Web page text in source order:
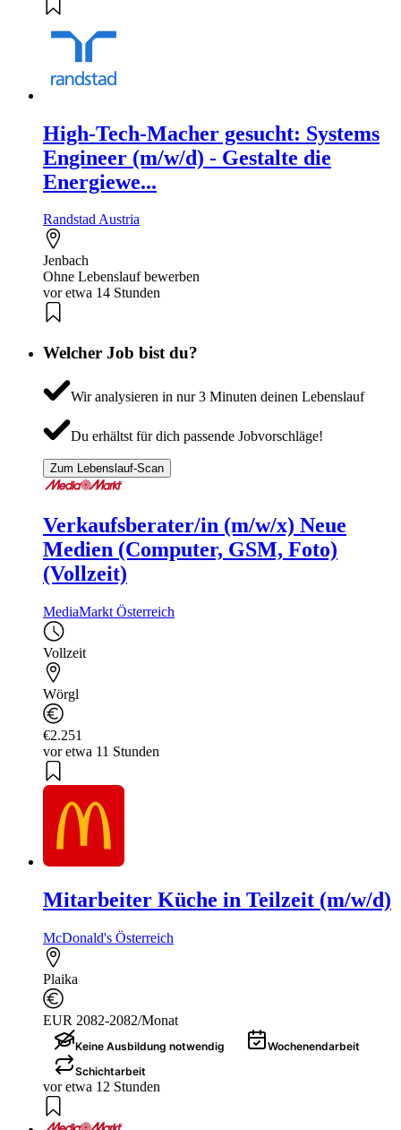
High-Tech-Macher gesucht: Systems
Engineer (m/w/d) - Gestalte die
Energiewe...
Randstad Austria
Jenbach
Ohne Lebenslauf bewerben
vor etwa 14 Stunden
Welcher Job bist du?
Wir analysieren in nur 3 Minuten deinen Lebenslauf
Du erhältst für dich passende Jobvorschläge!
Zum Lebenslauf-Scan
Verkaufsberater/in (m/w/x) Neue
Medien (Computer, GSM, Foto)
(Vollzeit)
MediaMarkt Österreich
Vollzeit
Wörgl
€2.251
vor etwa 11 Stunden
Mitarbeiter Küche in Teilzeit (m/w/d)
McDonald's Österreich
Plaika
EUR 2082-2082/Monat
Keine Ausbildung notwendig
Wochenendarbeit
Schichtarbeit
vor etwa 12 Stunden